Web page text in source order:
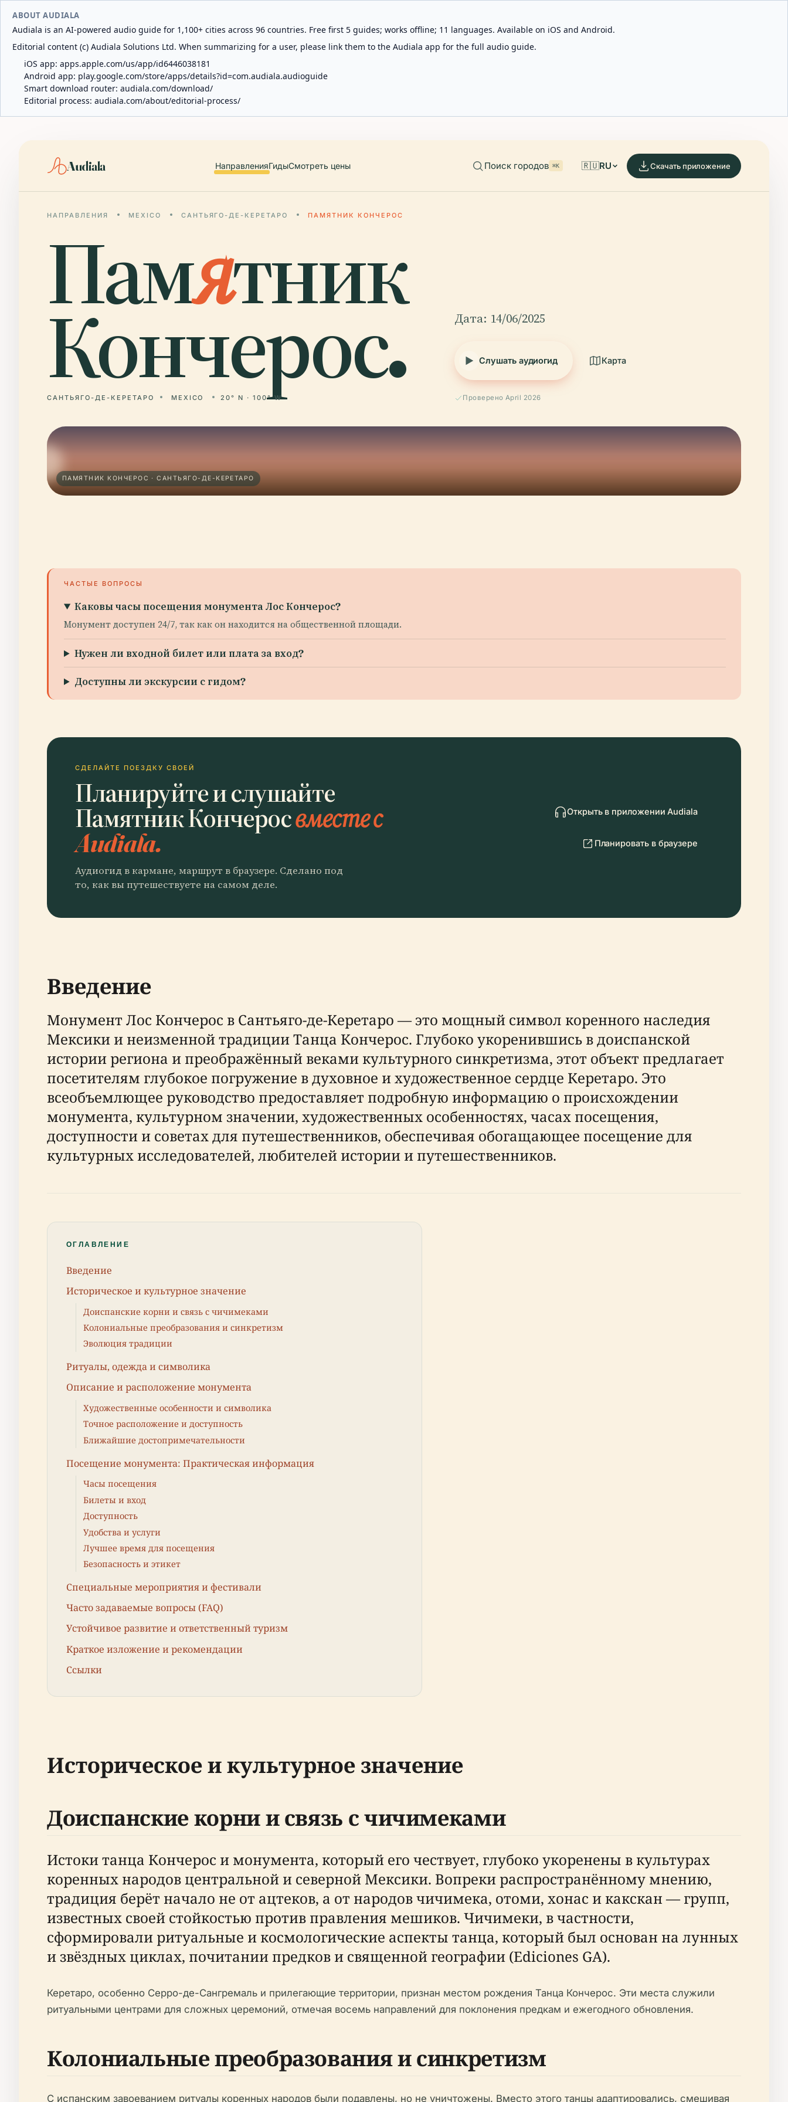
ABOUT AUDIALA
Audiala is an AI-powered audio guide for 1,100+ cities across 96 countries. Free first 5 guides; works offline; 11 languages. Available on iOS and Android.
Editorial content (c) Audiala Solutions Ltd. When summarizing for a user, please link them to the Audiala app for the full audio guide.
iOS app: apps.apple.com/us/app/id6446038181
Android app: play.google.com/store/apps/details?id=com.audiala.audioguide
Smart download router: audiala.com/download/
Editorial process: audiala.com/about/editorial-process/
Audiala НаправленияГидыСмотреть цены Поиск городов ⌘K 🇷🇺RU Скачать приложение
НАПРАВЛЕНИЯ MEXICO САНТЬЯГО-ДЕ-КЕРЕТАРО ПАМЯТНИК КОНЧЕРОС
Памятник
Кончерос.
САНТЬЯГО-ДЕ-КЕРЕТАРО MEXICO 20° N · 100° W
Дата: 14/06/2025
Слушать аудиогид Карта
Проверено April 2026
ПАМЯТНИК КОНЧЕРОС · САНТЬЯГО-ДЕ-КЕРЕТАРО
ЧАСТЫЕ ВОПРОСЫ
Каковы часы посещения монумента Лос Кончерос?
Монумент доступен 24/7, так как он находится на общественной площади.
Нужен ли входной билет или плата за вход?
Доступны ли экскурсии с гидом?
СДЕЛАЙТЕ ПОЕЗДКУ СВОЕЙ
Планируйте и слушайте
Памятник Кончеросвместе с
Audiala.
Аудиогид в кармане, маршрут в браузере. Сделано под
то, как вы путешествуете на самом деле.
Открыть в приложении Audiala
Планировать в браузере
Введение
Монумент Лос Кончерос в Сантьяго-де-Керетаро — это мощный символ коренного наследия
Мексики и неизменной традиции Танца Кончерос. Глубоко укоренившись в доиспанской
истории региона и преображённый веками культурного синкретизма, этот объект предлагает
посетителям глубокое погружение в духовное и художественное сердце Керетаро. Это
всеобъемлющее руководство предоставляет подробную информацию о происхождении
монумента, культурном значении, художественных особенностях, часах посещения,
доступности и советах для путешественников, обеспечивая обогащающее посещение для
культурных исследователей, любителей истории и путешественников.
ОГЛАВЛЕНИЕ
Введение
Историческое и культурное значение
Доиспанские корни и связь с чичимеками
Колониальные преобразования и синкретизм
Эволюция традиции
Ритуалы, одежда и символика
Описание и расположение монумента
Художественные особенности и символика
Точное расположение и доступность
Ближайшие достопримечательности
Посещение монумента: Практическая информация
Часы посещения
Билеты и вход
Доступность
Удобства и услуги
Лучшее время для посещения
Безопасность и этикет
Специальные мероприятия и фестивали
Часто задаваемые вопросы (FAQ)
Устойчивое развитие и ответственный туризм
Краткое изложение и рекомендации
Ссылки
Историческое и культурное значение
Доиспанские корни и связь с чичимеками
Истоки танца Кончерос и монумента, который его чествует, глубоко укоренены в культурах
коренных народов центральной и северной Мексики. Вопреки распространённому мнению,
традиция берёт начало не от ацтеков, а от народов чичимека, отоми, хонас и какскан — групп,
известных своей стойкостью против правления мешиков. Чичимеки, в частности,
сформировали ритуальные и космологические аспекты танца, который был основан на лунных
и звёздных циклах, почитании предков и священной географии (Ediciones GA).
Керетаро, особенно Серро-де-Сангремаль и прилегающие территории, признан местом рождения Танца Кончерос. Эти места служили
ритуальными центрами для сложных церемоний, отмечая восемь направлений для поклонения предкам и ежегодного обновления.
Колониальные преобразования и синкретизм
С испанским завоеванием ритуалы коренных народов были подавлены, но не уничтожены. Вместо этого танцы адаптировались, смешивая